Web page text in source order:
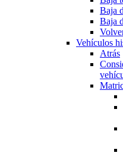
Baja
Baja
Vehículos
Atrás